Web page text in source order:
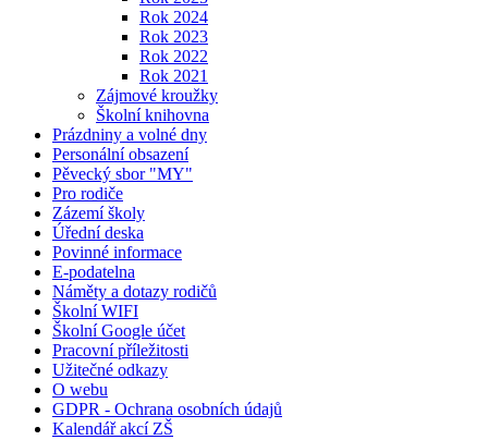
Rok 2024
Rok 2023
Rok 2022
Rok 2021
Zájmové kroužky
Školní knihovna
Prázdniny a volné dny
Personální obsazení
Pěvecký sbor "MY"
Pro rodiče
Zázemí školy
Úřední deska
Povinné informace
E-podatelna
Náměty a dotazy rodičů
Školní WIFI
Školní Google účet
Pracovní příležitosti
Užitečné odkazy
O webu
GDPR - Ochrana osobních údajů
Kalendář akcí ZŠ